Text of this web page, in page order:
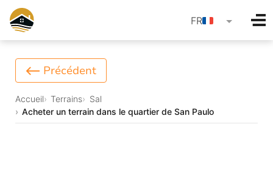
language
FR
Précédent
Accueil Terrains
Sal
Acheter un terrain dans le quartier de San Paulo